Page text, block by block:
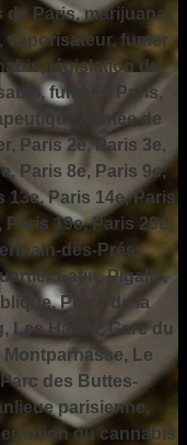
Paris, marijuana,
vaporisateur, fumer
législation du
fumer à Paris,
fumée de
Paris 2e, Paris 3e,
Paris 8e, Paris 9e,
13e, Paris 14e, Paris
19e, Paris 20e,
des-Prés,
Latin, Pigalle,
Place de la
Les Halles, Gare du
Le
des Buttes-
parisienne,
du cannabis